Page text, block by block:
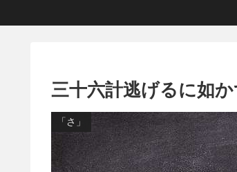
三十六計逃げるに如
「さ」